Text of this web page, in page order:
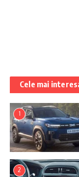
Cele mai
1
2